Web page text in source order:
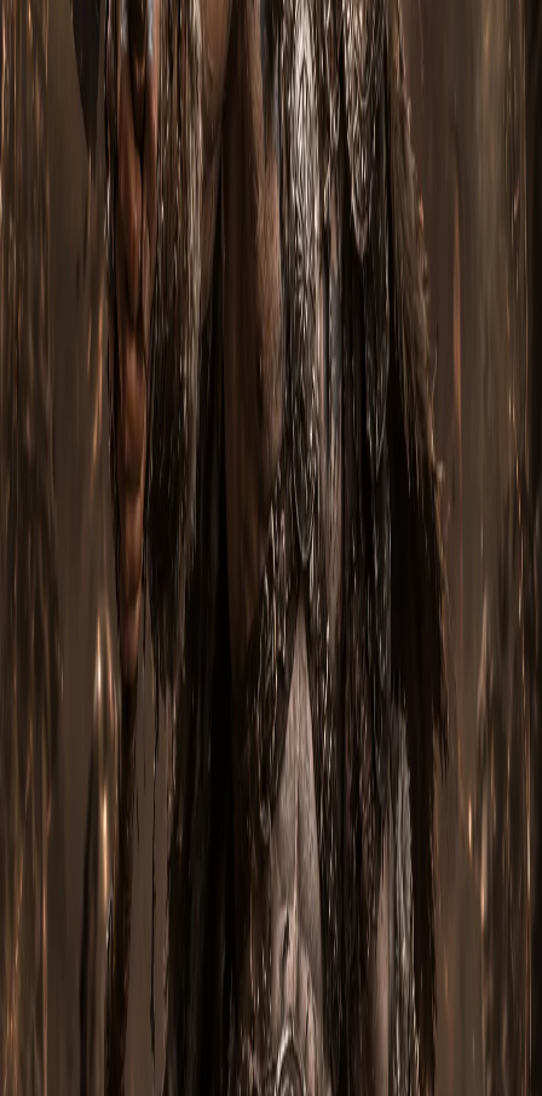
Базовая ротация — это последовательность активаций
cooldown-навыков для максимизации DPS-окна:
Перед заходом в Rift
: активируйте все баффы
(Vengeance, Companion).
Поиск Pylon : Conduit-pylon — лучший шанс на скачок
прогресса. Power-pylon — для пушей elite-пакетов.
Channeling-pylon — для боссов.
Bossfight : используйте окно Convention of Elements
(стихиевый цикл) для синхронизации DPS с
подходящей стихией.
Стэкинг моба
: всегда собирайте 4+ моба перед AOE-
сбросом. Площадной урон (Area Damage из парагона) —
главный множитель в эндгейме.
Альтернативные билды на
охотник на демонова
Кроме этого билда, в Diablo 3 на охотник на демонова
доступны другие конкурентные сборки:
Шестерни мертвых земель — альтернатива для AOE-
фарма.
Самонаводящаяся стрела — альтернатива для AOE-
фарма.
Натали
— альтернатива для AOE-фарма.
Все доступные билды можно посмотреть в нашем разделе
гайдов по охотник на демонову в Diablo 3